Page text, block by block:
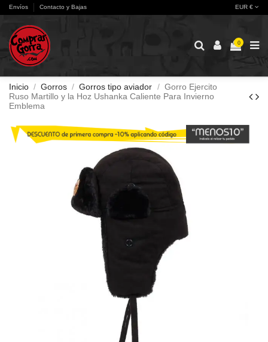
Envíos Contacto y Bajas EUR €
0
Inicio Gorros Gorros tipo aviador
Gorro Ejercito
Ruso Martillo y la Hoz Ushanka Caliente Para Invierno
Emblema